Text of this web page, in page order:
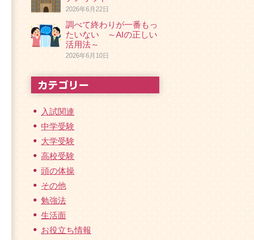
2026年6月22日
調べて終わりが一番もっ
たいない ～AIの正しい
活用法～
2026年6月10日
入試関連
中学受験
大学受験
高校受験
頭の体操
その他
勉強法
生活面
お役立ち情報